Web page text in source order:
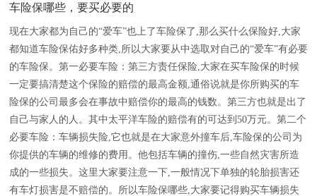
车险保哪些，要买必要的
现在大家都为自己的“爱车”也上了车险保了,那么买什么保险好,大家
都知道车险保佑好多种类,所以大家要从中选取对自己的“爱车”有必要
的车险保。第一必要车险：第三方责任保险,大家在买车险保的时候
一定要搞清楚这个保险的赔偿的最高金额,通俗说就是你所购买的车
险保的公司最多会在事故中赔偿你的最高的钱数。第三方也就是出了
自己与家人的人。其中太平洋车险的赔偿有的可达到50万元。第二个
必要车险：车辆损失险,它也就是在大家意外撞车后,车险保的公司为
你提供的车辆的维修的费用。他包括车辆的撞伤,一些自然灾害所造
成的一些损失。这里大家要注意一下,一般情况下单独的轮胎损害还
有车灯损害是不赔偿的。所以车险保哪些,大家要记得购买车辆损失